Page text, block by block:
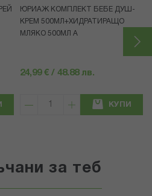
ЮРИАЖ КОМПЛЕКТ БЕБЕ ДУШ-
КРЕМ 500МЛ+ХИДРАТИРАЩО
МЛЯКО 500МЛ A
24,99 € / 48.88 лв.
КУПИ
за теб